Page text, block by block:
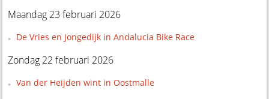
Maandag 23 februari 2026
De Vries en Jongedijk in Andalucia Bike Race
Zondag 22 februari 2026
Van der Heijden wint in Oostmalle